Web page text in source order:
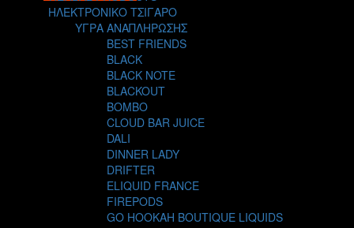
ΗΛΕΚΤΡΟΝΙΚΟ ΤΣΙΓΑΡΟ
ΥΓΡΑ ΑΝΑΠΛΗΡΩΣΗΣ
BEST FRIENDS
BLACK
BLACK NOTE
BLACKOUT
BOMBO
CLOUD BAR JUICE
DALI
DINNER LADY
DRIFTER
ELIQUID FRANCE
FIREPODS
GO HOOKAH BOUTIQUE LIQUIDS